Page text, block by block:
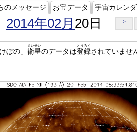
のメッセージ お宝データ 宇宙カレン
2014年02月 20日 >
ぼの」 衛星
えいせい
のデータは登録
とうろく
されていませ